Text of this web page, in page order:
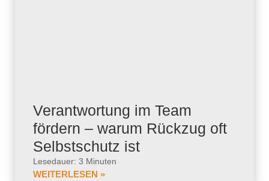
Verantwortung im Team
fördern – warum Rückzug oft
Selbstschutz ist
Lesedauer: 3 Minuten
WEITERLESEN »